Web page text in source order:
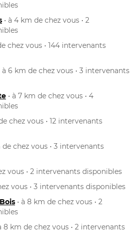
• à 4 km de chez vous • 2
chez vous • 144 intervenants
à 6 km de chez vous • 3 intervenants
• à 7 km de chez vous • 4
chez vous • 12 intervenants
de chez vous • 3 intervenants
vous • 2 intervenants disponibles
vous • 3 intervenants disponibles
• à 8 km de chez vous • 2
8 km de chez vous • 2 intervenants